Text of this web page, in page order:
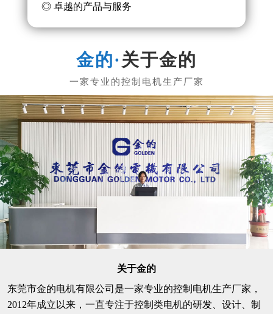
◎ 卓越的产品与服务
关于金的
关于金的
东莞市金的电机有限公司是一家专业的控制电机生产厂家，
2012年成立以来，一直专注于控制类电机的研发、设计、制